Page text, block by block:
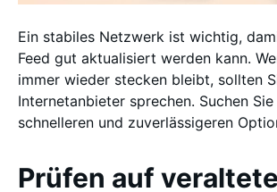
Ein stabiles Netzwerk ist wichtig,
Feed gut aktualisiert werden kann.
immer wieder stecken bleibt, sollten
Internetanbieter sprechen. Suchen
schnelleren und zuverlässigeren
Prüfen auf veraltete